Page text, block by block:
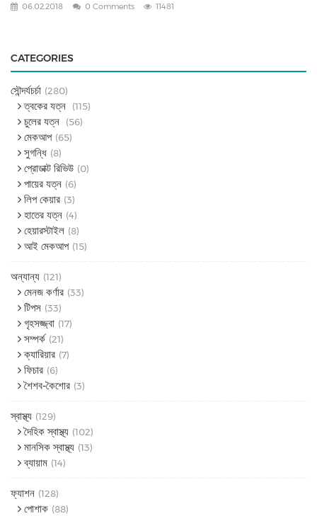
06.02.2018 0 Comments 11481
CATEGORIES
সৌন্দর্যচর্চা (280)
ত্বকের যত্ন (115)
চুলের যত্ন (56)
মেকআপ (65)
সুগন্ধি (8)
প্রোডাক্ট রিভিউ (0)
পায়ের যত্ন (6)
লিপ কেয়ার (3)
হাতের যত্ন (4)
হেয়ারস্টাইল (8)
আই মেকআপ (15)
অন্যান্য (121)
মেনজ কর্ণার (33)
টিপস (33)
গৃহসজ্জ্বা (17)
সম্পর্ক (21)
ক্যারিয়ার (7)
ফিচার (6)
শৈশব-কৈশোর (3)
স্বাস্থ্য (129)
দৈহিক স্বাস্থ্য (102)
মানসিক স্বাস্থ্য (13)
ব্যায়াম (14)
ফ্যাশন (128)
পোশাক (88)